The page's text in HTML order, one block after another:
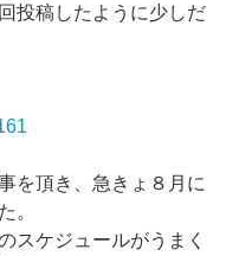
投稿したように少しだ
を頂き、急きょ８月に
。
スケジュールがうまく